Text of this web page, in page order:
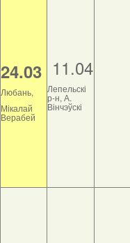
24.03
Любань,
Мікалай
Верабей
11.04
Лепельскі
р-н, А.
Вінчэўскі